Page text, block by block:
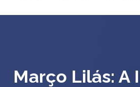
Março Lilás: A